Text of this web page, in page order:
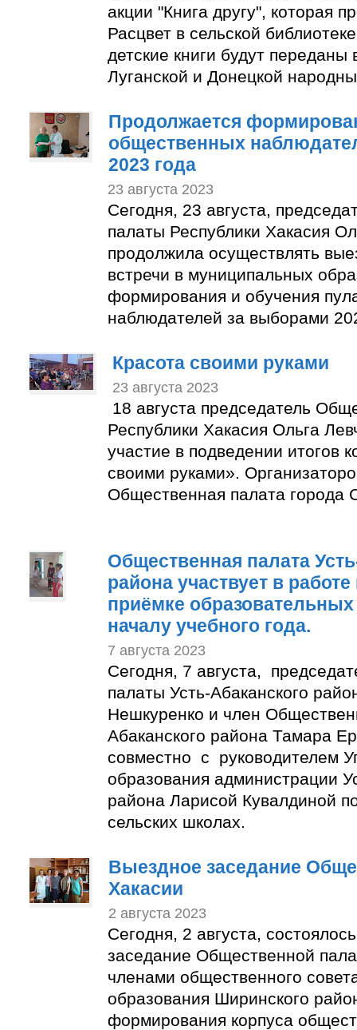
акции "Книга другу", которая
Расцвет в сельской
детские книги будут переданы
Луганской и Донецкой
Продолжается
общественных
2023 года
23 августа 2023
Сегодня, 23 августа,
палаты Республики Хакасия
продолжила осуществлять
встречи в муниципальных
формирования и обучения
наблюдателей за выборами
Красота своими руками
23 августа 2023
18 августа председатель
Республики Хакасия Ольга
участие в подведении итогов
своими руками».
Общественная палата города
Общественная палата
района участвует в
приёмке образовательных
началу учебного года.
7 августа 2023
Сегодня, 7 августа,
палаты Усть-Абаканского
Нешкуренко и член
Абаканского района Тамара
совместно с руководителем
образования администрации
района Ларисой Кувалдиной
сельских школах.
Выездное заседание
Хакасии
2 августа 2023
Сегодня, 2 августа,
заседание Общественной
членами общественного
образования Ширинского
формирования корпуса